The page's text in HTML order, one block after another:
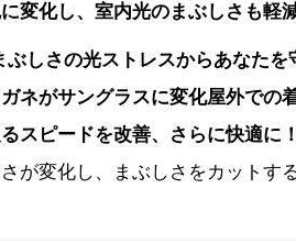
変化し、室内光のまぶしさも軽
ぶしさの光ストレスからあなたを
ネがサングラスに変化屋外での
スピードを改善、さらに快適に
が変化し、まぶしさをカットす